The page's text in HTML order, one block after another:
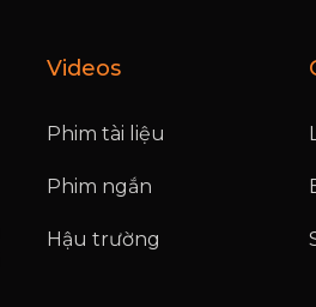
Videos
Phim tài liệu
Phim ngắn
Hậu trường